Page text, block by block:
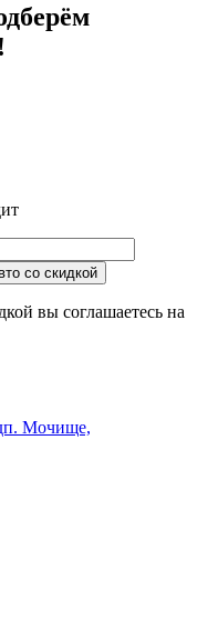
со скидкой
вы соглашаетесь на
Мочище,